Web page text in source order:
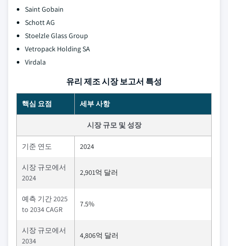
Saint Gobain
Schott AG
Stoelzle Glass Group
Vetropack Holding SA
Virdala
유리 제조 시장 보고서 특성
핵심 요점 세부 사항
시장 규모 및 성장
기준 연도 2024
시장 규모에서
2024
2,901억 달러
예측 기간 2025
to 2034 CAGR
7.5%
시장 규모에서
2034
4,806억 달러